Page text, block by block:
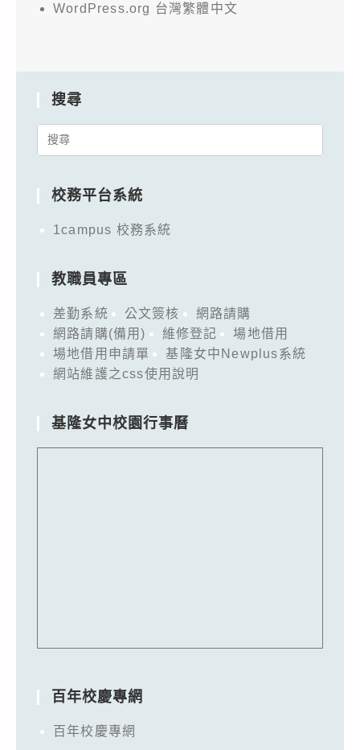
WordPress.org 台灣繁體中文
搜尋
Search
校務平台系統
1campus 校務系統
教職員專區
差勤系統 公文簽核
網路請購
網路請購(備用)
維修登記
場地借用
場地借用申請單
基隆女中Newplus系統
網站維護之css使用說明
基隆女中校園行事曆
百年校慶專網
百年校慶專網